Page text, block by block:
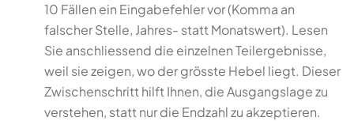
10 Fällen ein Eingabefehler vor (Komma an
falscher Stelle, Jahres- statt Monatswert). Lesen
Sie anschliessend die einzelnen Teilergebnisse,
weil sie zeigen, wo der grösste Hebel liegt. Dieser
Zwischenschritt hilft Ihnen, die Ausgangslage zu
verstehen, statt nur die Endzahl zu akzeptieren.